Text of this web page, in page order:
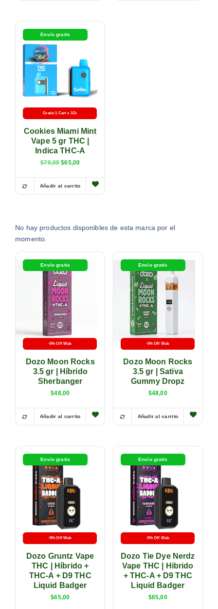
Envío gratis
Gratis 1 Cart x 1Gr
Cookies Miami Mint
Vape 5 gr THC |
Indica THC-A
$70,00 $65,00
Añadir al carrito
No hay productos disponibles de esta marca por el
momento.
Envío gratis
-5% Off Web
Dozo Moon Rocks
3.5 gr | Híbrido
Sherbanger
$48,00
Añadir al carrito
Envío gratis
-5% Off Web
Dozo Moon Rocks
3.5 gr | Sativa
Gummy Dropz
$48,00
Añadir al carrito
Envío gratis
-5% Off Web
Dozo Gruntz Vape
THC | Híbrido +
THC-A + D9 THC
Liquid Badger
$65,00
Envío gratis
-5% Off Web
Dozo Tie Dye Nerdz
Vape THC | Hibrido
+ THC-A + D9 THC
Liquid Badger
$65,00